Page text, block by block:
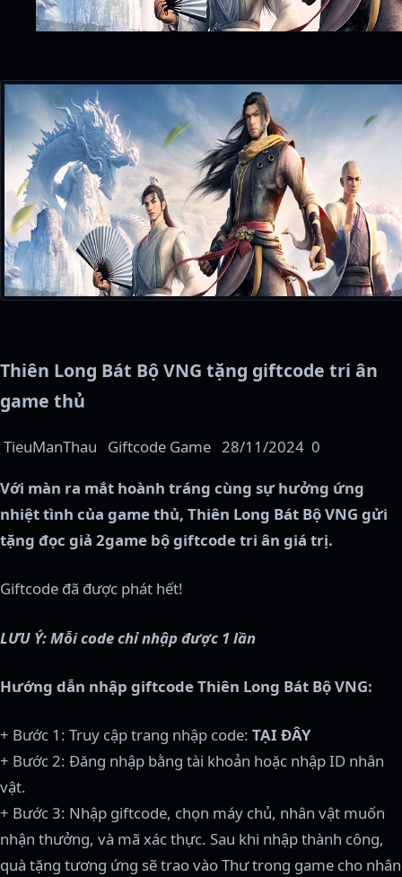
Thiên Long Bát Bộ VNG tặng giftcode tri ân
game thủ
TieuManThau Giftcode Game 28/11/2024 0
Với màn ra mắt hoành tráng cùng sự hưởng ứng
nhiệt tình của game thủ, Thiên Long Bát Bộ VNG gửi
tặng đọc giả 2game bộ giftcode tri ân giá trị.
Giftcode đã được phát hết!
LƯU Ý: Mỗi code chỉ nhập được 1 lần
Hướng dẫn nhập giftcode Thiên Long Bát Bộ VNG:
+ Bước 1: Truy cập trang nhập code: TẠI ĐÂY
+ Bước 2: Đăng nhập bằng tài khoản hoặc nhập ID nhân
vật.
+ Bước 3: Nhập giftcode, chọn máy chủ, nhân vật muốn
nhận thưởng, và mã xác thực. Sau khi nhập thành công,
quà tặng tương ứng sẽ trao vào Thư trong game cho nhân